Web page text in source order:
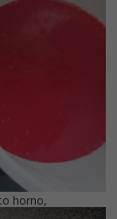
horno,